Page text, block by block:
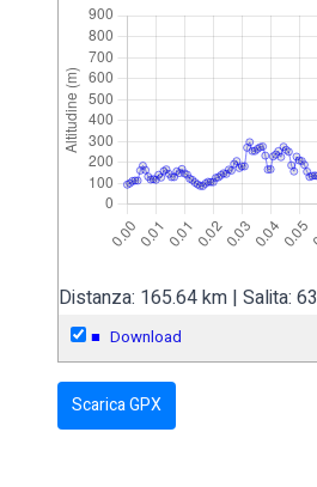
Distanza: 165.64 km | Salita:
■ Download
Scarica GPX